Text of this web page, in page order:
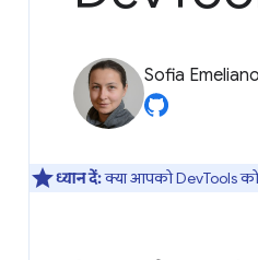
Sofia
ध्यान दें:क्या आपको DevTools